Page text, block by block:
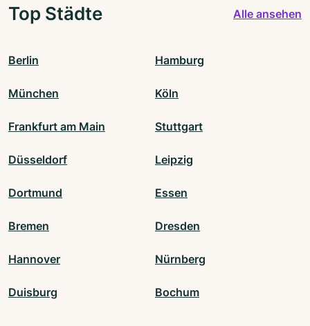
Top Städte Alle ansehen
Berlin Hamburg
München Köln
Frankfurt am Main Stuttgart
Düsseldorf Leipzig
Dortmund Essen
Bremen Dresden
Hannover Nürnberg
Duisburg Bochum